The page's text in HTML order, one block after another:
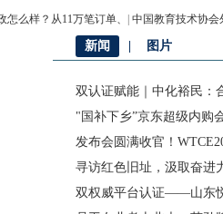
怎么样？从11万笔订单、 中国教育技术协会
新闻 图片
双认证赋能｜中化裕民：
"国补下乡”京东超级内购
发布会圆满收官！
企
寻访红色旧址，汲取奋
双权威平台认证——山东